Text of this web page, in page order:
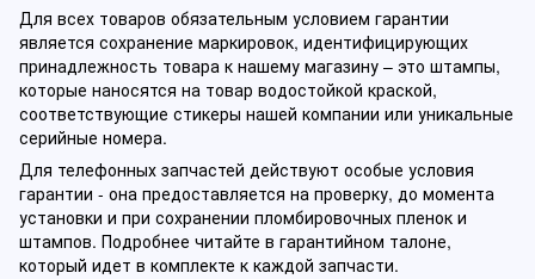
Для всех товаров обязательным условием гарантии
является сохранение маркировок, идентифицирующих
принадлежность товара к нашему магазину – это штампы,
которые наносятся на товар водостойкой краской,
соответствующие стикеры нашей компании или уникальные
серийные номера.
Для телефонных запчастей действуют особые условия
гарантии - она предоставляется на проверку, до момента
установки и при сохранении пломбировочных пленок и
штампов. Подробнее читайте в гарантийном талоне,
который идет в комплекте к каждой запчасти.